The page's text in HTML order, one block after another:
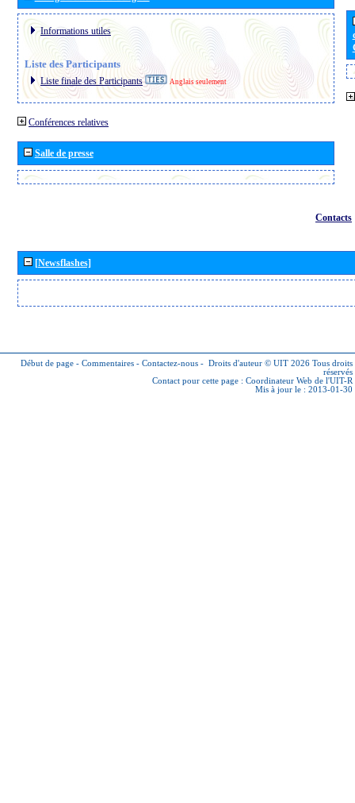
Informations utiles
Liste des Participants
Liste finale des Participants Anglais seulement
Conférences relatives
Salle de presse
Contacts
[Newsflashes]
Début de page - Commentaires - Contactez-nous - Droits d'auteur © UIT 2026 Tous droits
réservés
Contact pour cette page : Coordinateur Web de l'UIT-R
Mis à jour le : 2013-01-30